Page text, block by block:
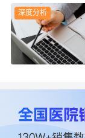
深度分析